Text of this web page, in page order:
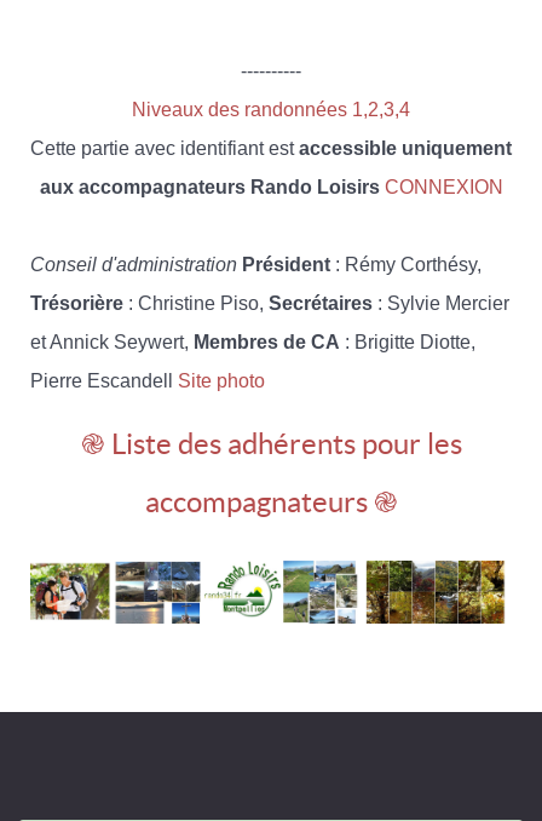
----------
Niveaux des randonnées 1,2,3,4
Cette partie avec identifiant estaccessible uniquement
aux accompagnateurs Rando Loisirs CONNEXION
Conseil d'administration Président : Rémy Corthésy,
Trésorière : Christine Piso, Secrétaires : Sylvie Mercier
et Annick Seywert, Membres de CA : Brigitte Diotte,
Pierre Escandell Site photo
֎ Liste des adhérents pour les
accompagnateurs ֎